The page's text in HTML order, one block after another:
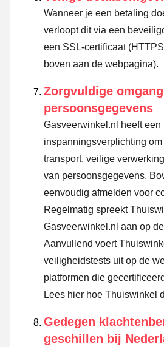
Wanneer je een betaling
verloopt dit via een
een SSL-certificaat
boven aan de webpagina).
Zorgvuldige
persoonsgegevens
Gasveerwinkel.nl heeft een
inspanningsverplichting
transport, veilige
van persoonsgegevens.
eenvoudig afmelden voor
Regelmatig spreekt
Gasveerwinkel.nl aan op
Aanvullend voert
veiligheidstests uit op de
platformen die
Lees hier hoe Thuiswinkel
Gedegen
geschillen bij